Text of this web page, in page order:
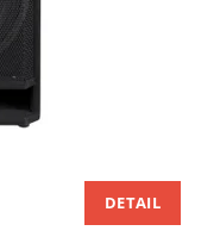
DETAIL